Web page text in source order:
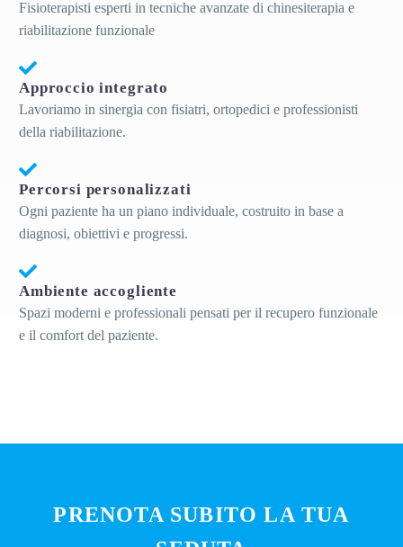
Fisioterapisti esperti in tecniche avanzate di chinesiterapia e
riabilitazione funzionale
Approccio integrato
Lavoriamo in sinergia con fisiatri, ortopedici e professionisti
della riabilitazione.
Percorsi personalizzati
Ogni paziente ha un piano individuale, costruito in base a
diagnosi, obiettivi e progressi.
Ambiente accogliente
Spazi moderni e professionali pensati per il recupero funzionale
e il comfort del paziente.
PRENOTA SUBITO LA TUA